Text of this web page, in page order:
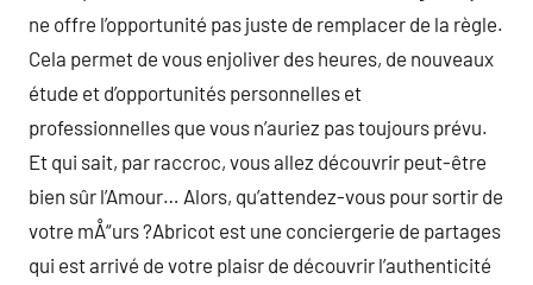
ne offre l’opportunité pas juste de remplacer de la règle.
Cela permet de vous enjoliver des heures, de nouveaux
étude et d’opportunités personnelles et
professionnelles que vous n’auriez pas toujours prévu.
Et qui sait, par raccroc, vous allez découvrir peut-être
bien sûr l’Amour… Alors, qu’attendez-vous pour sortir de
votre mÅ“urs ?Abricot est une conciergerie de partages
qui est arrivé de votre plaisr de découvrir l’authenticité